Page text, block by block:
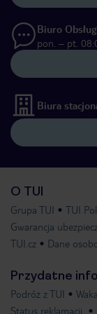
Biuro
pon. – pt.
Biura
O TUI
Grupa TUI TUI
Gwarancja
TUI.cz
Dane
Przydatne
Podróż z TUI
Status reklamacji